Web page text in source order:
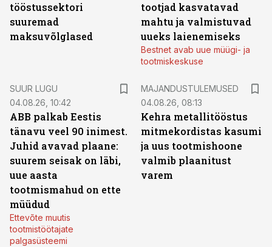
tööstussektori
suuremad
maksuvõlglased
tootjad kasvatavad
mahtu ja valmistuvad
uueks laienemiseks
Bestnet avab uue müügi- ja
tootmiskeskuse
SUUR LUGU
04.08.26, 10:42
ABB palkab Eestis
tänavu veel 90 inimest.
Juhid avavad plaane:
suurem seisak on läbi,
uue aasta
tootmismahud on ette
müüdud
Ettevõte muutis
tootmistöötajate
palgasüsteemi
MAJANDUSTULEMUSED
04.08.26, 08:13
Kehra metallitööstus
mitmekordistas kasumi
ja uus tootmishoone
valmib plaanitust
varem